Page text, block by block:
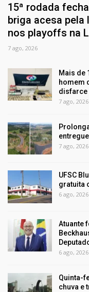
15ª rodada
briga acesa pela
nos playoffs na
7 ago, 2026
Mais de
homem
disfarce
7 ago, 2026
7 ago, 2026
UFSC
gratuita
6 ago, 2026
Atuante
6 ago, 2026
Quinta-
chuva e